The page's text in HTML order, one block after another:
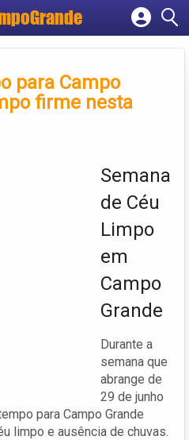
empresa
conta
para Campo
firme nesta
Semana
de Céu
Limpo
em
Campo
Grande
Durante a
semana que
abrange de
29 de junho
para Campo Grande
limpo e ausência de chuvas.